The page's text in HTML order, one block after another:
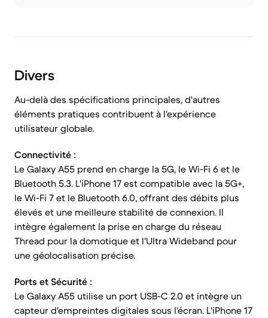
Divers
Au-delà des spécifications principales, d'autres
éléments pratiques contribuent à l'expérience
utilisateur globale.
Connectivité :
Le Galaxy A55 prend en charge la 5G, le Wi-Fi 6 et le
Bluetooth 5.3. L'iPhone 17 est compatible avec la 5G+,
le Wi-Fi 7 et le Bluetooth 6.0, offrant des débits plus
élevés et une meilleure stabilité de connexion. Il
intègre également la prise en charge du réseau
Thread pour la domotique et l'Ultra Wideband pour
une géolocalisation précise.
Ports et Sécurité :
Le Galaxy A55 utilise un port USB-C 2.0 et intègre un
capteur d'empreintes digitales sous l'écran. L'iPhone 17